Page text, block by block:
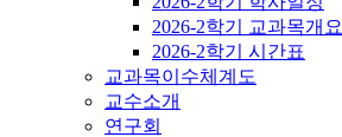
2026-2학기 교과목개요
2026-2학기 시간표
교과목이수체계도
교수소개
연구회